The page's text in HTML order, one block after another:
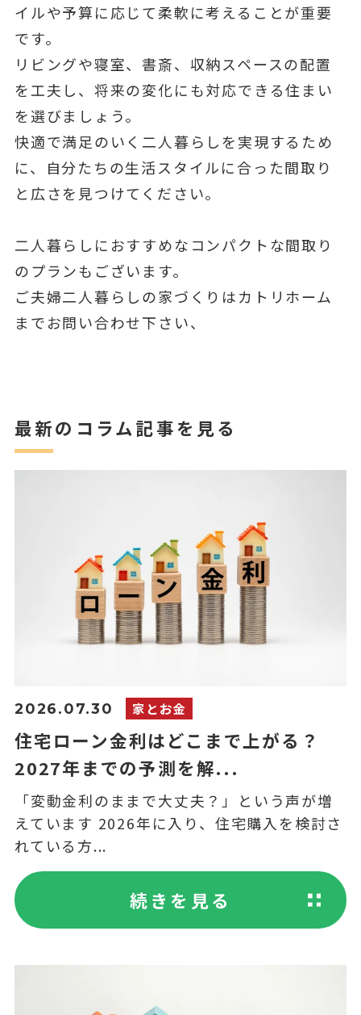
イルや予算に応じて柔軟に考えることが重要
です。
リビングや寝室、書斎、収納スペースの配置
を工夫し、将来の変化にも対応できる住まい
を選びましょう。
快適で満足のいく二人暮らしを実現するため
に、自分たちの生活スタイルに合った間取り
と広さを見つけてください。
二人暮らしにおすすめなコンパクトな間取り
のプランもございます。
ご夫婦二人暮らしの家づくりはカトリホーム
までお問い合わせ下さい、
最新のコラム記事を見る
2026.07.30 家とお金
住宅ローン金利はどこまで上がる？
2027年までの予測を解...
「変動金利のままで大丈夫？」という声が増
えています 2026年に入り、住宅購入を検討さ
れている方...
続きを見る